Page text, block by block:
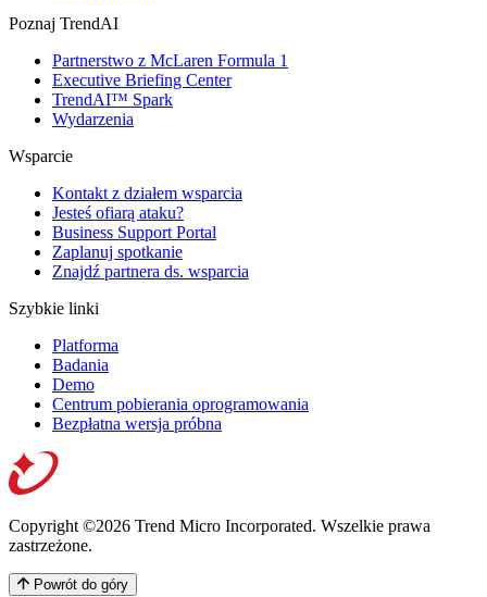
Poznaj TrendAI
Partnerstwo z McLaren Formula 1
Executive Briefing Center
TrendAI™ Spark
Wydarzenia
Wsparcie
Kontakt z działem wsparcia
Jesteś ofiarą ataku?
Business Support Portal
Zaplanuj spotkanie
Znajdź partnera ds. wsparcia
Szybkie linki
Platforma
Badania
Demo
Centrum pobierania oprogramowania
Bezpłatna wersja próbna
Copyright ©2026 Trend Micro Incorporated. Wszelkie prawa
zastrzeżone.
Powrót do góry